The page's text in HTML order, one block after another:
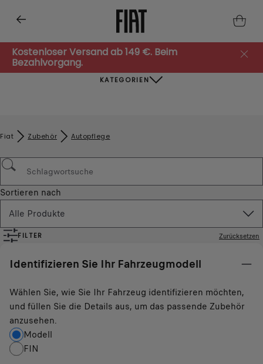
Kostenloser Versand ab 149 €. Beim
Bezahlvorgang.
KATEGORIEN
Fiat Zubehör​ Autopflege
Sortieren nach
Alle Produkte
FILTER Zurücksetzen
Identifizieren Sie Ihr Fahrzeugmodell
Wählen Sie, wie Sie Ihr Fahrzeug identifizieren möchten,
und füllen Sie die Details aus, um das passende Zubehör
anzusehen.
Modell
FIN